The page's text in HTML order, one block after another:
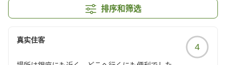
排序和筛选
真实住客
4